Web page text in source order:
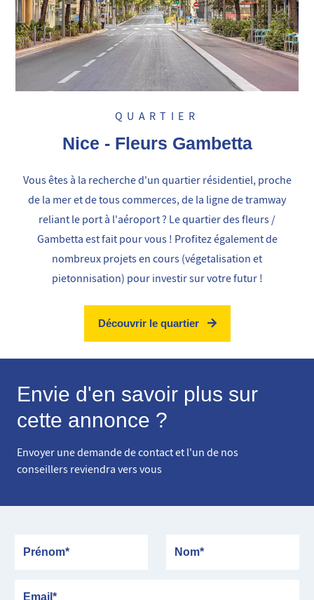
QUARTIER
Nice - Fleurs Gambetta
Vous êtes à la recherche d'un quartier résidentiel, proche
de la mer et de tous commerces, de la ligne de tramway
reliant le port à l'aéroport ? Le quartier des fleurs /
Gambetta est fait pour vous ! Profitez également de
nombreux projets en cours (végetalisation et
pietonnisation) pour investir sur votre futur !
Découvrir le quartier
Envie d'en savoir plus sur
cette annonce ?
Envoyer une demande de contact et l'un de nos
conseillers reviendra vers vous